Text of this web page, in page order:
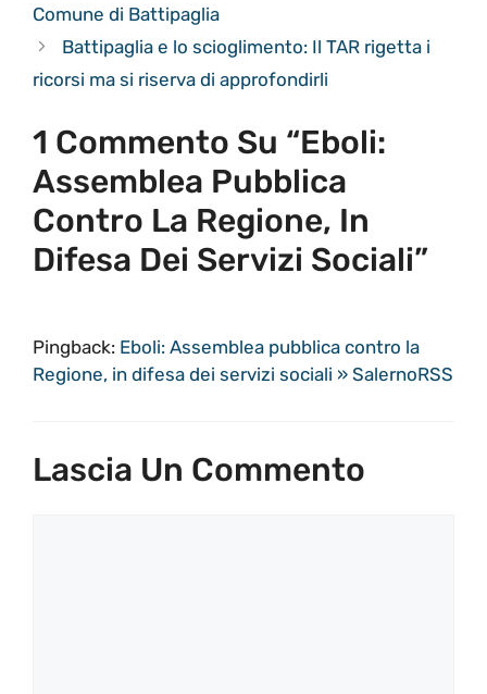
Comune di Battipaglia
Battipaglia e lo scioglimento: Il TAR rigetta i
ricorsi ma si riserva di approfondirli
1 Commento Su “Eboli:
Assemblea Pubblica
Contro La Regione, In
Difesa Dei Servizi Sociali”
Pingback: Eboli: Assemblea pubblica contro la
Regione, in difesa dei servizi sociali » SalernoRSS
Lascia Un Commento